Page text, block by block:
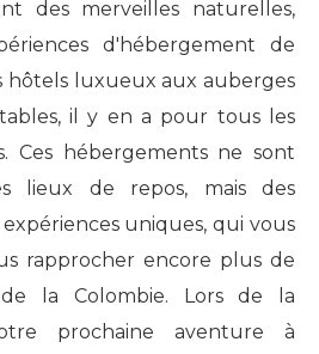
des merveilles naturelles,
d'hébergement de
hôtels luxueux aux auberges
il y en a pour tous les
Ces hébergements ne sont
lieux de repos, mais des
expériences uniques, qui vous
rapprocher encore plus de
la Colombie. Lors de la
prochaine aventure à